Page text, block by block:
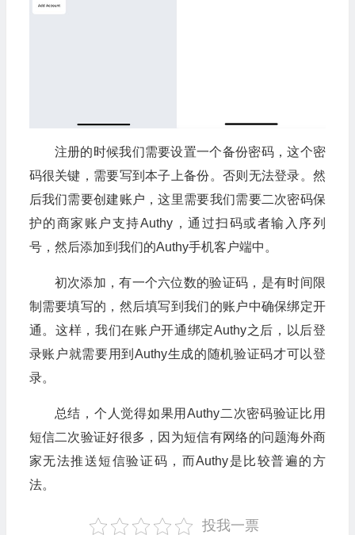
注册的时候我们需要设置一个备份密码，这个密
码很关键，需要写到本子上备份。否则无法登录。然
后我们需要创建账户，这里需要我们需要二次密码保
护的商家账户支持Authy，通过扫码或者输入序列
号，然后添加到我们的Authy手机客户端中。
初次添加，有一个六位数的验证码，是有时间限
制需要填写的，然后填写到我们的账户中确保绑定开
通。这样，我们在账户开通绑定Authy之后，以后登
录账户就需要用到Authy生成的随机验证码才可以登
录。
总结，个人觉得如果用Authy二次密码验证比用
短信二次验证好很多，因为短信有网络的问题海外商
家无法推送短信验证码，而Authy是比较普遍的方
法。
投我一票